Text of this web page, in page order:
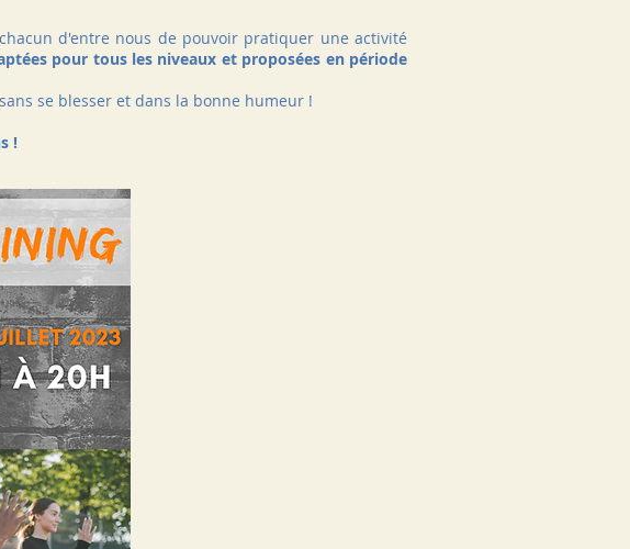
d'entre nous de pouvoir pratiquer une activité
pour tous les niveaux et proposées en période
se blesser et dans la bonne humeur !
!